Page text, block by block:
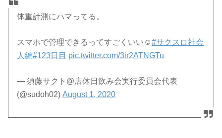
体重計測にハマってる。
スマホで管理できるってすごくいい☺️#サクスロ社会
人編#123日目 pic.twitter.com/3ir2ATNGTu
— 須藤サクト@店休日飲み会実行委員会代表
(@sudoh02)August 1, 2020